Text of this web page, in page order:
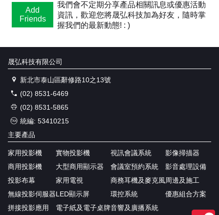
Add
Friends
我們會不定期分享產品相關訊息或優惠活動
資訊，歡迎您將晟弘科技加為好友，隨時掌
握我們的最新動態! : )
晟弘科技有限公司
新北市泰山區辭修路10之13號
(02) 8531-6469
(02) 8531-5865
統編: 53410215
主要產品
家用投影機
商用投影機
投影布幕
無線投影伺服器
拼接投影應用
實物投影機
大型商用顯示器
家用電視
LED顯示屏
電子紙及電子桌牌
視訊會議系統
會議室預約系統
商務耳機及麥克風
環控系統
音響及廣播系統
影像掃描器
影音處理設備
周邊及施工
優惠組合方案